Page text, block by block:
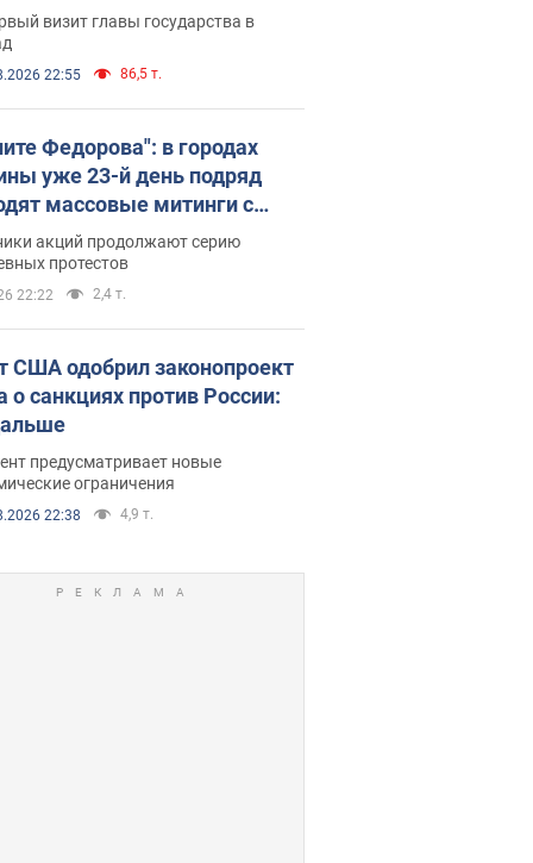
визит главы государства в
22:55 86,5 т.
Федорова": в городах
уже 23-й день подряд
массовые митинги с
Фото и видео
акций продолжают серию
протестов
22:22 2,4 т.
США одобрил законопроект
о санкциях против России:
предусматривает новые
ограничения
22:38 4,9 т.